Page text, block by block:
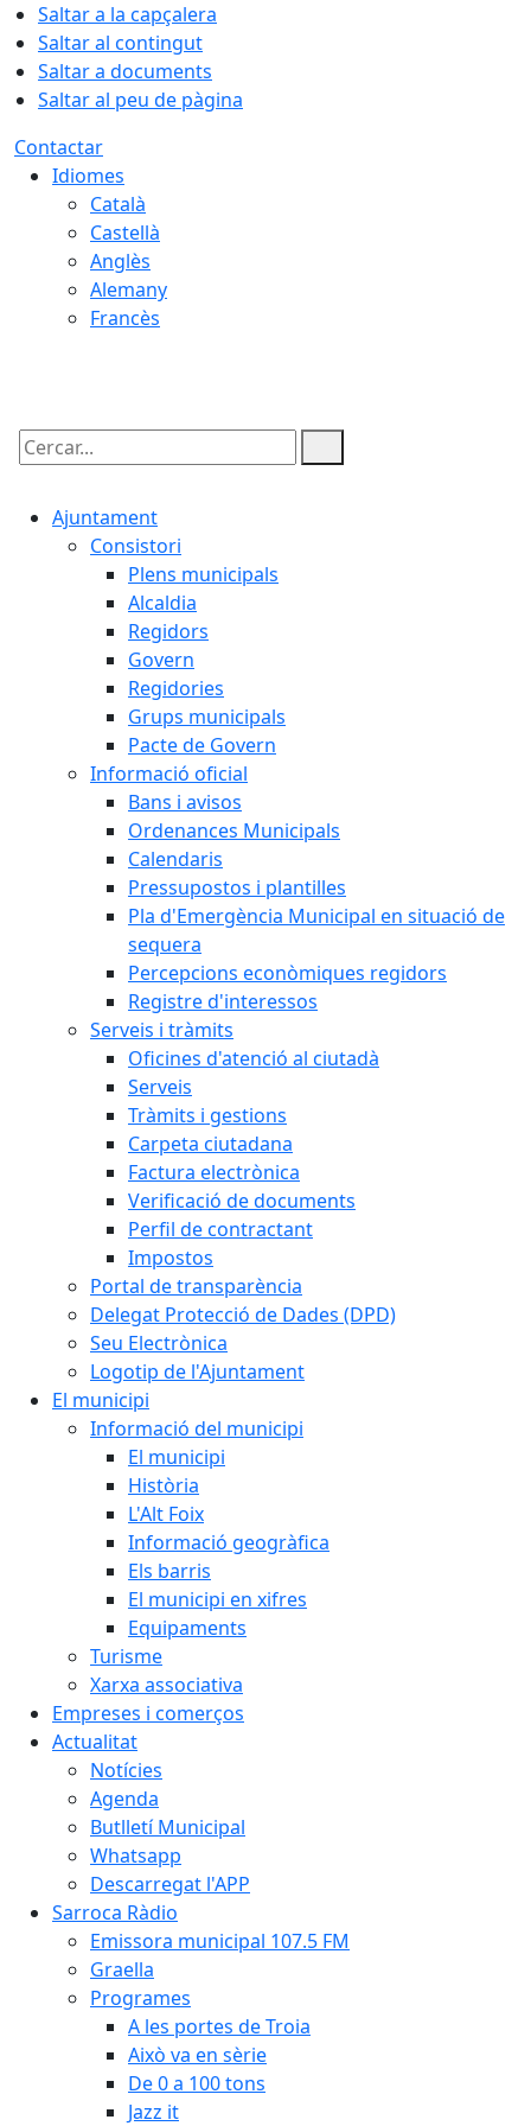
Saltar a la capçalera
Saltar al contingut
Saltar a documents
Saltar al peu de pàgina
Contactar
Idiomes
Català
Castellà
Anglès
Alemany
Francès
Cercar:
Ajuntament
Consistori
Plens municipals
Alcaldia
Regidors
Govern
Regidories
Grups municipals
Pacte de Govern
Informació oficial
Bans i avisos
Ordenances Municipals
Calendaris
Pressupostos i plantilles
Pla d'Emergència Municipal en situació de
sequera
Percepcions econòmiques regidors
Registre d'interessos
Serveis i tràmits
Oficines d'atenció al ciutadà
Serveis
Tràmits i gestions
Carpeta ciutadana
Factura electrònica
Verificació de documents
Perfil de contractant
Impostos
Portal de transparència
Delegat Protecció de Dades (DPD)
Seu Electrònica
Logotip de l'Ajuntament
El municipi
Informació del municipi
El municipi
Història
L'Alt Foix
Informació geogràfica
Els barris
El municipi en xifres
Equipaments
Turisme
Xarxa associativa
Empreses i comerços
Actualitat
Notícies
Agenda
Butlletí Municipal
Whatsapp
Descarregat l'APP
Sarroca Ràdio
Emissora municipal 107.5 FM
Graella
Programes
A les portes de Troia
Això va en sèrie
De 0 a 100 tons
Jazz it